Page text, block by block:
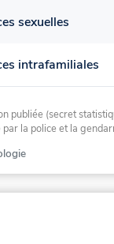
sexuelles
intrafamiliales
publiée (secret
la police et la